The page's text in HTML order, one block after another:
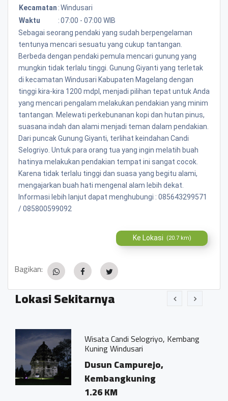
Kecamatan :Windusari
Waktu
:07:00 - 07:00 WIB
Sebagai seorang pendaki yang sudah berpengelaman
tentunya mencari sesuatu yang cukup tantangan.
Berbeda dengan pendaki pemula mencari gunung yang
mungkin tidak terlalu tinggi. Gunung Giyanti yang terletak
di kecamatan Windusari Kabupaten Magelang dengan
tinggi kira-kira 1200 mdpl, menjadi pilihan tepat untuk Anda
yang mencari pengalam melakukan pendakian yang minim
tantangan. Melewati perkebunanan kopi dan hutan pinus,
suasana indah dan alami menjadi teman dalam pendakian.
Dari puncak Gunung Giyanti, terlihat keindahan Candi
Selogriyo. Untuk para orang tua yang ingin melatih buah
hatinya melakukan pendakian tempat ini sangat cocok.
Karena tidak terlalu tinggi dan suasa yang begitu alami,
mengajarkan buah hati mengenal alam lebih dekat.
Informasi lebih lanjut dapat menghubungi : 085643299571
/ 085800599092
Ke Lokasi (20.7 km)
Bagikan:
Lokasi Sekitarnya
Wisata Candi Selogriyo, Kembang
Kuning Windusari
Dusun Campurejo,
Kembangkuning
1.26 KM